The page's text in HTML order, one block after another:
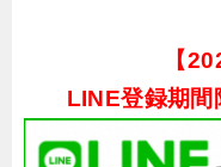
【
LINE登録期間